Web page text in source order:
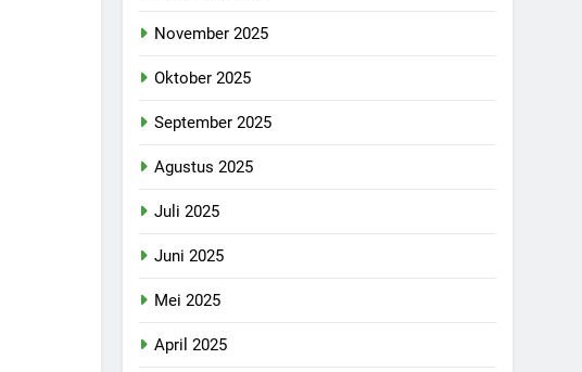
November 2025
Oktober 2025
September 2025
Agustus 2025
Juli 2025
Juni 2025
Mei 2025
April 2025